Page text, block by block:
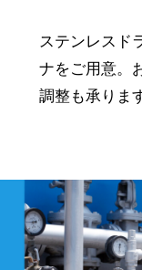
ステンレスド
ナをご用意。
調整も承りま